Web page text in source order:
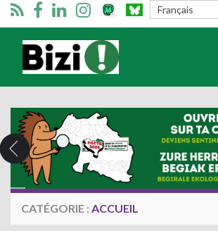
Français
Bizimugi
CATÉGORIE : ACCUEIL